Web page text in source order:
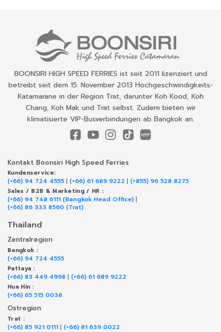
BOONSIRI HIGH SPEED FERRIES ist seit 2011 lizenziert und
betreibt seit dem 15. November 2013 Hochgeschwindigkeits-
Katamarane in der Region Trat, darunter Koh Kood, Koh
Chang, Koh Mak und Trat selbst. Zudem bieten wir
klimatisierte VIP-Busverbindungen ab Bangkok an.
Kontakt Boonsiri High Speed Ferries
Kundenservice:
(+66) 94 724 4555 | (+66) 61 689 9222 | (+855) 96 528 8275
Sales / B2B & Marketing / HR :
(+66) 94 748 6111 (Bangkok Head Office) |
(+66) 86 333 8560 (Trat)
Thailand
Zentralregion
Bangkok :
(+66) 94 724 4555
Pattaya :
(+66) 83 449 4998 | (+66) 61 689 9222
Hua Hin :
(+66) 65 515 0038
Ostregion
Trat :
(+66) 85 921 0111 | (+66) 81 639 0022